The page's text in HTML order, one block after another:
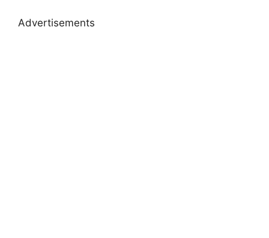
Advertisements